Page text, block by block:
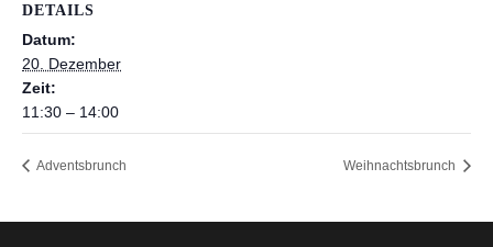
DETAILS
Datum:
20. Dezember
Zeit:
11:30 – 14:00
Adventsbrunch Weihnachtsbrunch